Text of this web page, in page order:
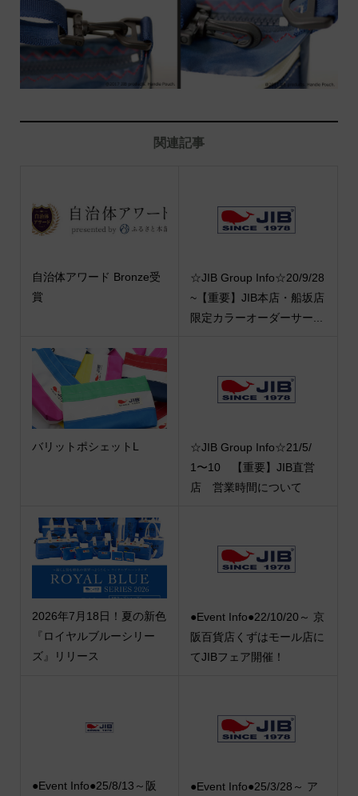
関連記事
自治体アワード Bronze受
賞
☆JIB Group Info☆20/9/28
~【重要】JIB本店・船坂店
限定カラーオーダーサー...
バリットポシェットL
☆JIB Group Info☆21/5/
1〜10 【重要】JIB直営
店 営業時間について
2026年7月18日！夏の新色
『ロイヤルブルーシリー
ズ』リリース
●Event Info●22/10/20～ 京
阪百貨店くずはモール店に
てJIBフェア開催！
●Event Info●25/8/13～阪
●Event Info●25/3/28～ ア